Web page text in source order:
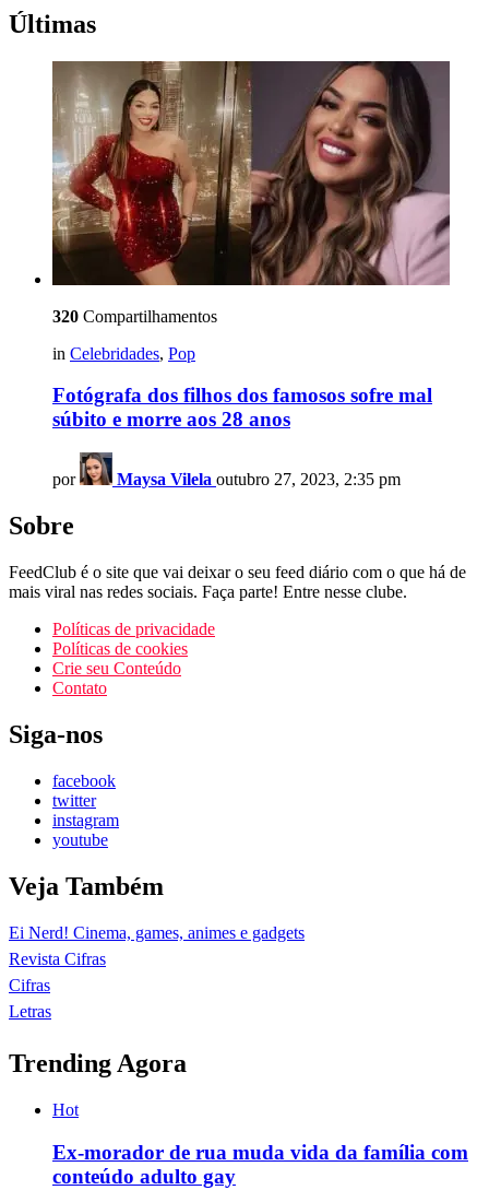
Últimas
320 Compartilhamentos
in Celebridades, Pop
Fotógrafa dos filhos dos famosos sofre mal
súbito e morre aos 28 anos
por Maysa Vilela outubro 27, 2023, 2:35 pm
Sobre
FeedClub é o site que vai deixar o seu feed diário com o que há de
mais viral nas redes sociais. Faça parte! Entre nesse clube.
Políticas de privacidade
Políticas de cookies
Crie seu Conteúdo
Contato
Siga-nos
facebook
twitter
instagram
youtube
Veja Também
Ei Nerd! Cinema, games, animes e gadgets
Revista Cifras
Cifras
Letras
Trending Agora
Hot
Ex-morador de rua muda vida da família com
conteúdo adulto gay